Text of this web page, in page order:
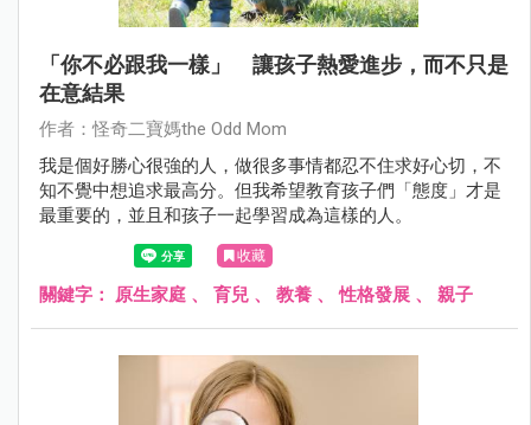
「你不必跟我一樣」 讓孩子熱愛進步，而不只是
在意結果
作者：怪奇二寶媽the Odd Mom
我是個好勝心很強的人，做很多事情都忍不住求好心切，不
知不覺中想追求最高分。但我希望教育孩子們「態度」才是
最重要的，並且和孩子一起學習成為這樣的人。
收藏
關鍵字： 原生家庭 、 育兒 、 教養 、性格發展 、 親子